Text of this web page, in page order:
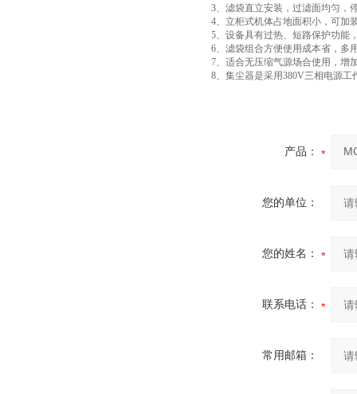
3、滤袋直立安装，过滤面均匀，
4、立柜式机体占地面积小，可加
5、设备具有过热、短路保护功能
6、滤袋组合方便使用成本省，多
7、适合无压缩气源场合使用，增
8、集尘器是采用380V三相电源
产品：
您的单位：
您的姓名：
联系电话：
常用邮箱：